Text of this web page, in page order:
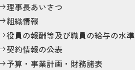
理事長あいさつ
組織情報
役員の報酬等及び職員の給与の水準
契約情報の公表
予算・事業計画・財務諸表